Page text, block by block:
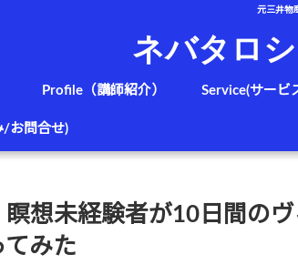
元三井物
ネバタロ
Profile（講師紹介） Service(サービ
/お問合せ)
瞑想未経験者が10日間の
てみた